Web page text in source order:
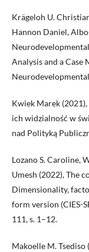
Krägeloh U.
Hannon Daniel,
Analysis and a Case
Kwiek Marek
ich widzialność w
nad Polityką
Lozano S. Caroline,
Umesh (2022), The
Dimensionality,
form version (CIES-
111, s. 1–12.
Makoelle M. Tsediso